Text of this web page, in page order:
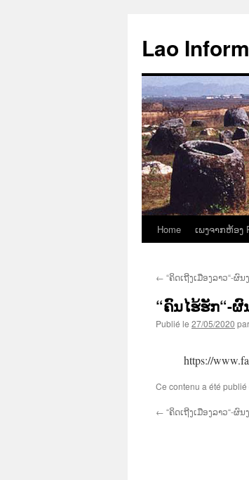
contenu
Lao
Home ເພງຈາກຫ້ອງ
← “ຄິດເຖີງເມືອງລາວ“-ຜົ
“ຄົນໄຮ້ຮັກ“-
Publié le 27/05/2020 par
https://
Ce contenu a été
← “ຄິດເຖີງເມືອງລາວ“-ຜົ